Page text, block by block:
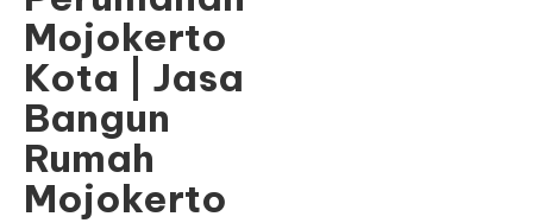
Mojokerto
Kota | Jasa
Bangun
Rumah
Mojokerto